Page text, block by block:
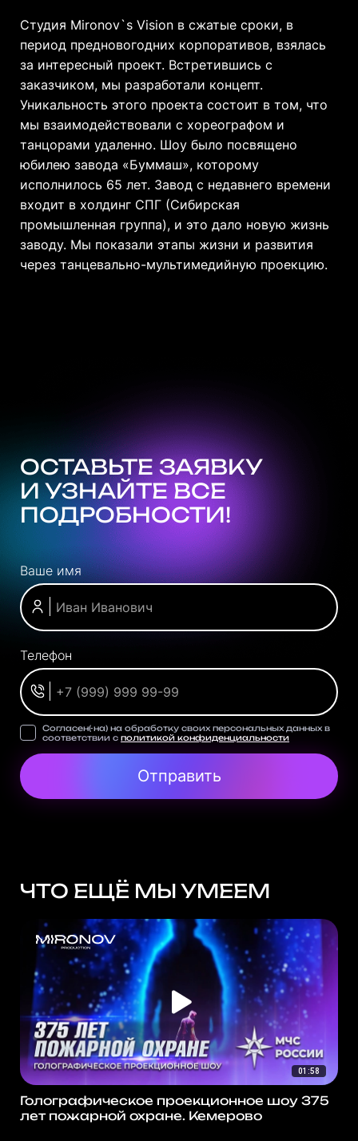
Студия Mironov`s Vision в сжатые сроки, в
период предновогодних корпоративов, взялась
за интересный проект. Встретившись с
заказчиком, мы разработали концепт.
Уникальность этого проекта состоит в том, что
мы взаимодействовали с хореографом и
танцорами удаленно. Шоу было посвящено
юбилею завода «Буммаш», которому
исполнилось 65 лет. Завод с недавнего времени
входит в холдинг СПГ (Сибирская
промышленная группа), и это дало новую жизнь
заводу. Мы показали этапы жизни и развития
через танцевально-мультимедийную проекцию.
ОСТАВЬТЕ ЗАЯВКУ
И УЗНАЙТЕ ВСЕ
ПОДРОБНОСТИ!
Ваше имя
Телефон
Согласен(-на) на обработку своих персональных данных в
соответствии с политикой конфиденциальности
Отправить
ЧТО ЕЩЁ МЫ УМЕЕМ
01:58
Голографическое проекционное шоу 375
лет пожарной охране. Кемерово